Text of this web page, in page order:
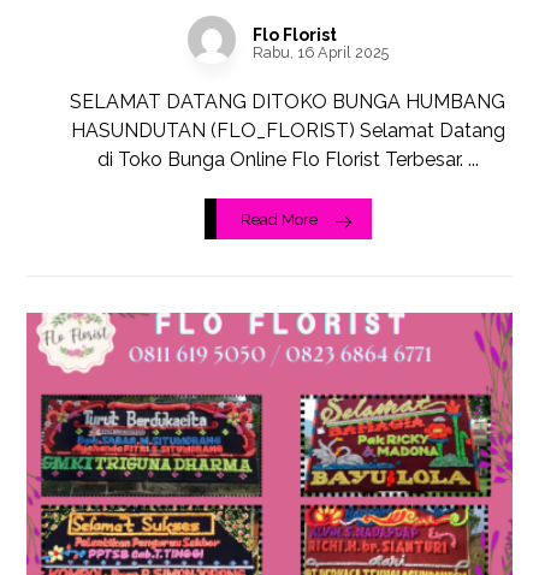
Flo Florist
Rabu, 16 April 2025
SELAMAT DATANG DITOKO BUNGA HUMBANG
HASUNDUTAN (FLO_FLORIST) Selamat Datang
di Toko Bunga Online Flo Florist Terbesar. ...
Read More